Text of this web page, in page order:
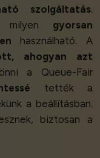
szolgáltatás.
milyen gyorsan
használható. A
ahogyan azt
a Queue-Fair
tették a
a beállításban.
biztosan a